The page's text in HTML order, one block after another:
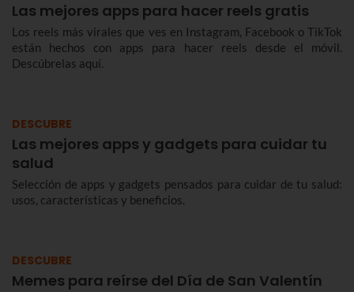
Las mejores apps para hacer reels gratis
Los reels más virales que ves en Instagram, Facebook o TikTok
están hechos con apps para hacer reels desde el móvil.
Descúbrelas aquí.
DESCUBRE
Las mejores apps y gadgets para cuidar tu
salud
Selección de apps y gadgets pensados para cuidar de tu salud:
usos, características y beneficios.
DESCUBRE
Memes para reírse del Día de San Valentín